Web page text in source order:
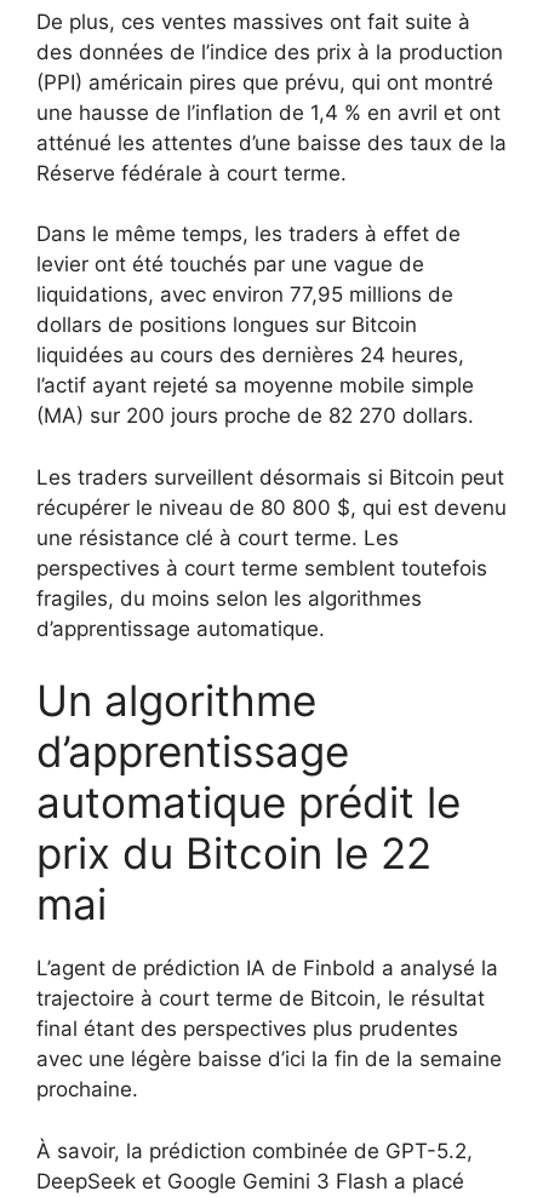
De plus, ces ventes massives ont fait suite à
des données de l’indice des prix à la production
(PPI) américain pires que prévu, qui ont montré
une hausse de l’inflation de 1,4 % en avril et ont
atténué les attentes d’une baisse des taux de la
Réserve fédérale à court terme.
Dans le même temps, les traders à effet de
levier ont été touchés par une vague de
liquidations, avec environ 77,95 millions de
dollars de positions longues sur Bitcoin
liquidées au cours des dernières 24 heures,
l’actif ayant rejeté sa moyenne mobile simple
(MA) sur 200 jours proche de 82 270 dollars.
Les traders surveillent désormais si Bitcoin peut
récupérer le niveau de 80 800 $, qui est devenu
une résistance clé à court terme. Les
perspectives à court terme semblent toutefois
fragiles, du moins selon les algorithmes
d’apprentissage automatique.
Un algorithme
d’apprentissage
automatique prédit le
prix du Bitcoin le 22
mai
L’agent de prédiction IA de Finbold a analysé la
trajectoire à court terme de Bitcoin, le résultat
final étant des perspectives plus prudentes
avec une légère baisse d’ici la fin de la semaine
prochaine.
À savoir, la prédiction combinée de GPT-5.2,
DeepSeek et Google Gemini 3 Flash a placé